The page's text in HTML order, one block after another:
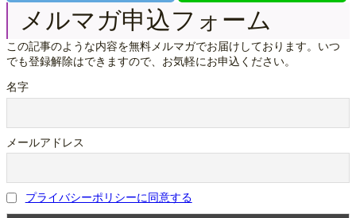
メルマガ申込フォーム
この記事のような内容を無料メルマガでお届けしております。いつ
でも登録解除はできますので、お気軽にお申込ください。
名字
メールアドレス
プライバシーポリシーに同意する